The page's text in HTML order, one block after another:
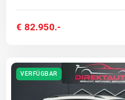
€ 82.950.-
VERFÜGBAR